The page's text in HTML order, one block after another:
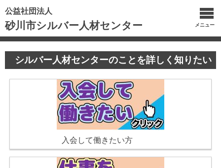
公益社団法人
砂川市シルバー人材センター メニュー
シルバー人材センターのことを詳しく知りたい
入会して働きたい方